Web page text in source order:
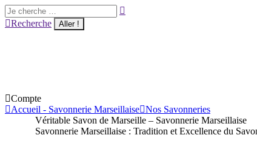
Aller
au
contenu
Recherche
: Recherche
Compte
Accueil - Savonnerie Marseillaise Nos Savonneries
Véritable Savon de Marseille – Savonnerie Marseillaise
Savonnerie Marseillaise : Tradition et Excellence du